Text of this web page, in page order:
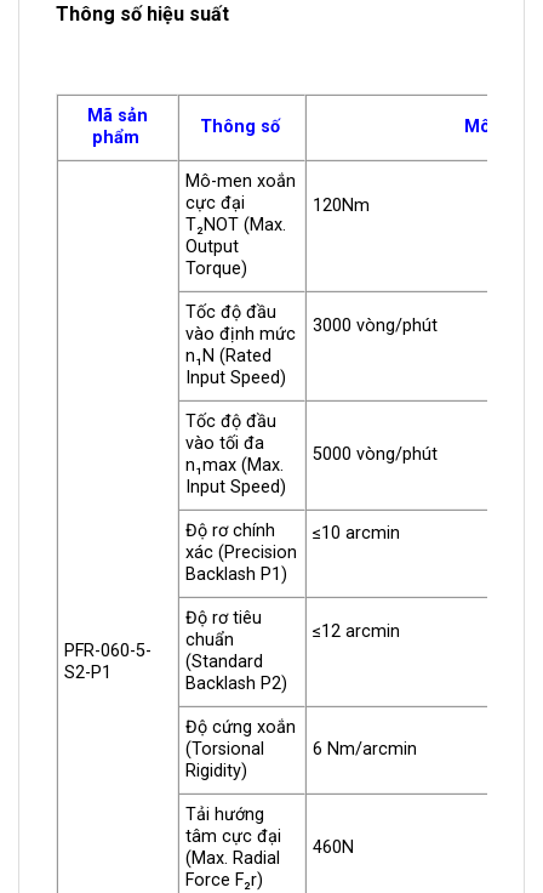
Thông số hiệu suất
Mã sản
phẩm
Thông số Mô tả
PFR-060-5-
S2-P1
Mô-men xoắn
cực đại
T₂NOT (Max.
Output
Torque)
120Nm
Tốc độ đầu
vào định mức
n₁N (Rated
Input Speed)
3000 vòng/phút
Tốc độ đầu
vào tối đa
n₁max (Max.
Input Speed)
5000 vòng/phút
Độ rơ chính
xác (Precision
Backlash P1)
≤10 arcmin
Độ rơ tiêu
chuẩn
(Standard
Backlash P2)
≤12 arcmin
Độ cứng xoắn
(Torsional
Rigidity)
6 Nm/arcmin
Tải hướng
tâm cực đại
(Max. Radial
Force F₂r)
460N